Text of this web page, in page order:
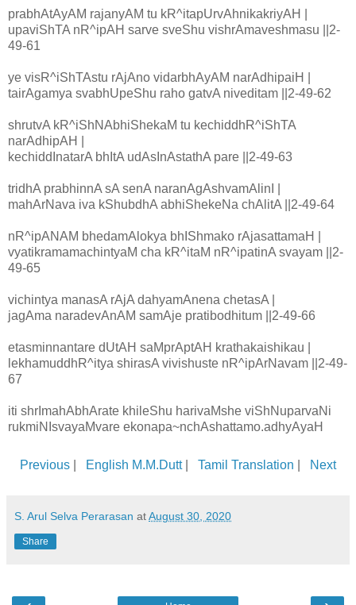
prabhAtAyAM rajanyAM tu kR^itapUrvAhnikakriyAH |
upaviShTA nR^ipAH sarve sveShu vishrAmaveshmasu ||2-
49-61
ye visR^iShTAstu rAjAno vidarbhAyAM narAdhipaiH |
tairAgamya svabhUpeShu raho gatvA niveditam ||2-49-62
shrutvA kR^iShNAbhiShekaM tu kechiddhR^iShTA
narAdhipAH |
kechiddInatarA bhItA udAsInAstathA pare ||2-49-63
tridhA prabhinnA sA senA naranAgAshvamAlinI |
mahArNava iva kShubdhA abhiShekeNa chAlitA ||2-49-64
nR^ipANAM bhedamAlokya bhIShmako rAjasattamaH |
vyatikramamachintyaM cha kR^itaM nR^ipatinA svayam ||2-
49-65
vichintya manasA rAjA dahyamAnena chetasA |
jagAma naradevAnAM samAje pratibodhitum ||2-49-66
etasminnantare dUtAH saMprAptAH krathakaishikau |
lekhamuddhR^itya shirasA vivishuste nR^ipArNavam ||2-49-
67
iti shrImahAbhArate khileShu harivaMshe viShNuparvaNi
rukmiNIsvayaMvare ekonapa~nchAshattamo.adhyAyaH
Previous English M.M.Dutt| Tamil Translation Next
S. Arul Selva Perarasan atAugust 30, 2020
Share